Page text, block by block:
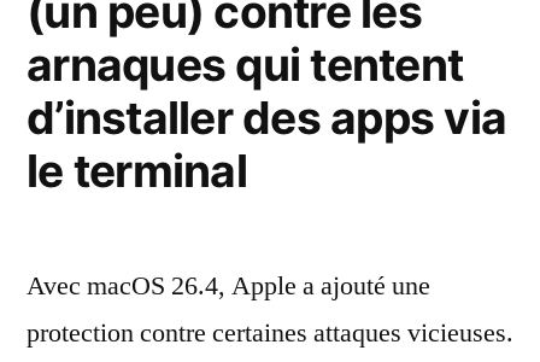
(un peu) contre les
arnaques qui tentent
d’installer des apps via
le terminal
Avec macOS 26.4, Apple a ajouté une
protection contre certaines attaques vicieuses.